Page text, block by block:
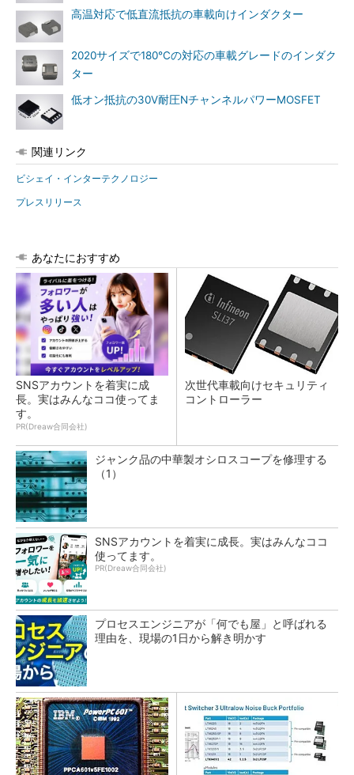
高温対応で低直流抵抗の車載向けインダクター
2020サイズで180℃の対応の車載グレードのインダク
ター
低オン抵抗の30V耐圧NチャンネルパワーMOSFET
関連リンク
ビシェイ・インターテクノロジー
プレスリリース
あなたにおすすめ
SNSアカウントを着実に成
長。実はみんなココ使ってま
す。
PR(Dreaw合同会社)
次世代車載向けセキュリティ
コントローラー
ジャンク品の中華製オシロスコープを修理する
（1）
SNSアカウントを着実に成長。実はみんなココ
使ってます。
PR(Dreaw合同会社)
プロセスエンジニアが「何でも屋」と呼ばれる
理由を、現場の1日から解き明かす